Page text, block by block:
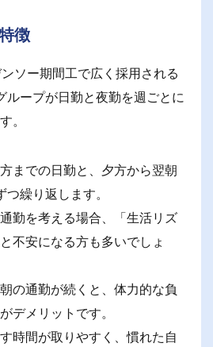
徴
ソー期間工で広く採用される
ループが日勤と夜勤を週ごとに
。
までの日勤と、夕方から翌朝
繰り返します。
勤を考える場合、「生活リズ
不安になる方も多いでしょ
の通勤が続くと、体力的な負
デメリットです。
時間が取りやすく、慣れた自